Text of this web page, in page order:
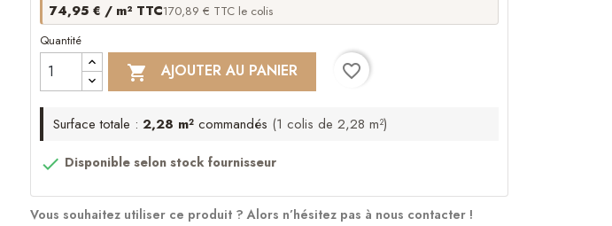
74,95 € / m² TTC170,89 € TTC le colis
Quantité
 AJOUTER AU PANIER favorite_border
Surface totale : 2,28 m²commandés (1 colis de 2,28 m²)
 Disponible selon stock fournisseur
Vous souhaitez utiliser ce produit ?Alors n’hésitez pas à nous contacter !